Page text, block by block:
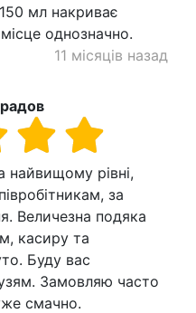
мл накриває
однозначно.
11 місяців назад
найвищому рівні,
за
Величезна подяка
касиру та
Буду вас
Замовляю часто
смачно.